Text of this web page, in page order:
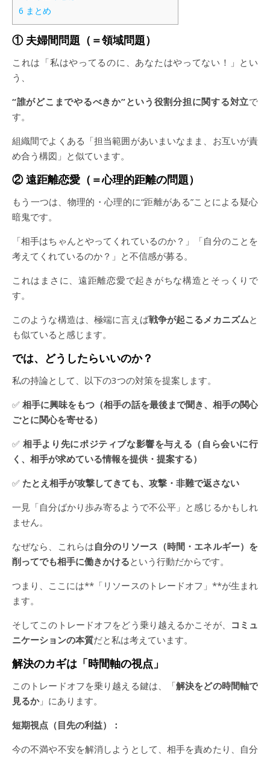
6 まとめ
① 夫婦間問題（＝領域問題）
これは「私はやってるのに、あなたはやってない！」とい
う、
“誰がどこまでやるべきか”という役割分担に関する対立で
す。
組織間でよくある「担当範囲があいまいなまま、お互いが責
め合う構図」と似ています。
② 遠距離恋愛（＝心理的距離の問題）
もう一つは、物理的・心理的に“距離がある”ことによる疑心
暗鬼です。
「相手はちゃんとやってくれているのか？」「自分のことを
考えてくれているのか？」と不信感が募る。
これはまさに、遠距離恋愛で起きがちな構造とそっくりで
す。
このような構造は、極端に言えば戦争が起こるメカニズムと
も似ていると感じます。
では、どうしたらいいのか？
私の持論として、以下の3つの対策を提案します。
✅ 相手に興味をもつ（相手の話を最後まで聞き、相手の関心
ごとに関心を寄せる）
✅ 相手より先にポジティブな影響を与える（自ら会いに行
く、相手が求めている情報を提供・提案する）
✅ たとえ相手が攻撃してきても、攻撃・非難で返さない
一見「自分ばかり歩み寄るようで不公平」と感じるかもしれ
ません。
なぜなら、これらは自分のリソース（時間・エネルギー）を
削ってでも相手に働きかけるという行動だからです。
つまり、ここには**「リソースのトレードオフ」**が生まれ
ます。
そしてこのトレードオフをどう乗り越えるかこそが、
コミュ
ニケーションの本質だと私は考えています。
解決のカギは「時間軸の視点」
このトレードオフを乗り越える鍵は、「解決をどの時間軸で
見るか」にあります。
短期視点（目先の利益）：
今の不満や不安を解消しようとして、相手を責めたり、自分